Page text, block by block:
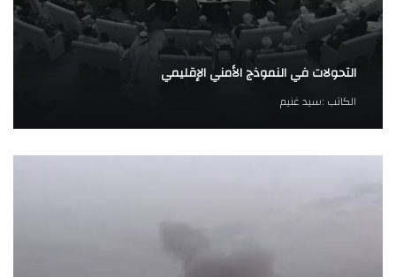
التحولات في النموذج الأمني الإقليمي
الكاتب :سيد غنيم